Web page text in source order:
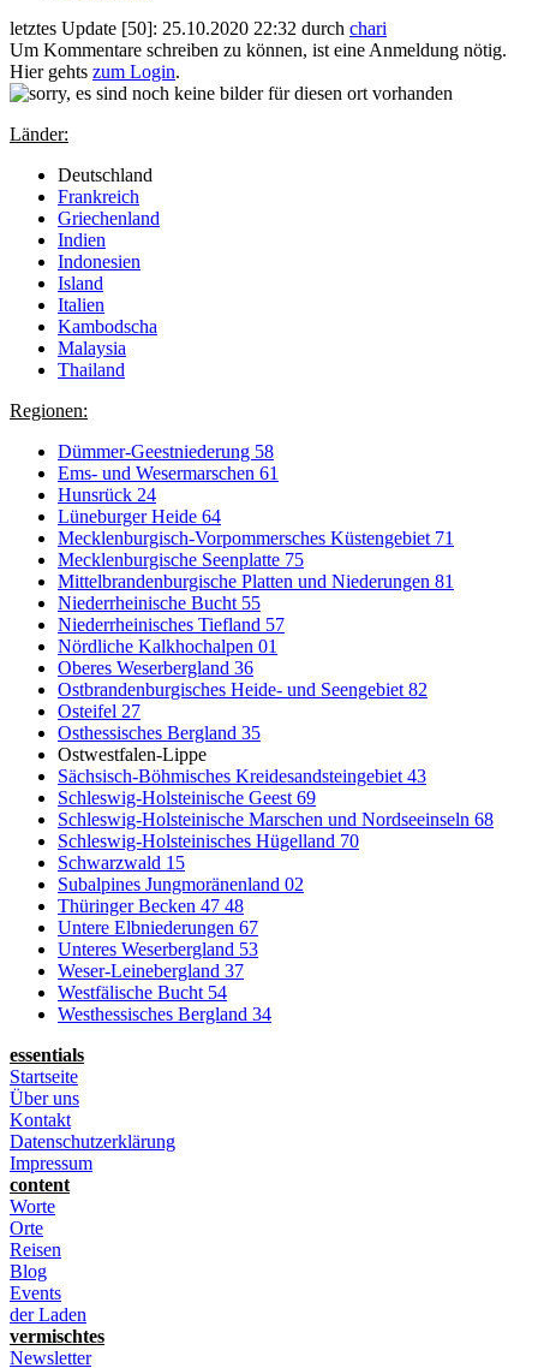
letztes Update [50]: 25.10.2020 22:32 durch chari
Um Kommentare schreiben zu können, ist eine Anmeldung nötig.
Hier gehts zum Login.
Länder:
Deutschland
Frankreich
Griechenland
Indien
Indonesien
Island
Italien
Kambodscha
Malaysia
Thailand
Regionen:
Dümmer-Geestniederung 58
Ems- und Wesermarschen 61
Hunsrück 24
Lüneburger Heide 64
Mecklenburgisch-Vorpommersches Küstengebiet 71
Mecklenburgische Seenplatte 75
Mittelbrandenburgische Platten und Niederungen 81
Niederrheinische Bucht 55
Niederrheinisches Tiefland 57
Nördliche Kalkhochalpen 01
Oberes Weserbergland 36
Ostbrandenburgisches Heide- und Seengebiet 82
Osteifel 27
Osthessisches Bergland 35
Ostwestfalen-Lippe
Sächsisch-Böhmisches Kreidesandsteingebiet 43
Schleswig-Holsteinische Geest 69
Schleswig-Holsteinische Marschen und Nordseeinseln 68
Schleswig-Holsteinisches Hügelland 70
Schwarzwald 15
Subalpines Jungmoränenland 02
Thüringer Becken 47 48
Untere Elbniederungen 67
Unteres Weserbergland 53
Weser-Leinebergland 37
Westfälische Bucht 54
Westhessisches Bergland 34
essentials
Startseite
Über uns
Kontakt
Datenschutzerklärung
Impressum
content
Worte
Orte
Reisen
Blog
Events
der Laden
vermischtes
Newsletter